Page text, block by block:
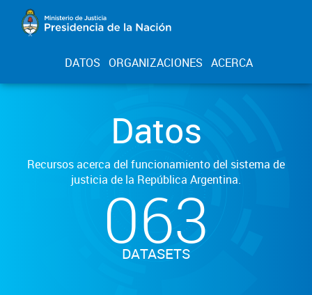
DATOS ORGANIZACIONES ACERCA
Datos
Recursos acerca del funcionamiento del sistema de
justicia de la República Argentina.
063
DATASETS